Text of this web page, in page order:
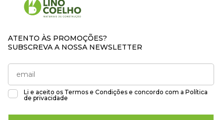
ATENTO ÀS PROMOÇÕES?
SUBSCREVA A NOSSA NEWSLETTER
Li e aceito os Termos e Condições e concordo com a Política
de privacidade